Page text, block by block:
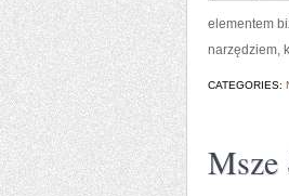
elementem
narzędziem,
CATEGORIES:
Msze